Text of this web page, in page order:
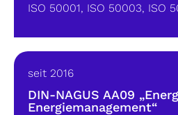
ISO 50001, ISO 50003, ISO
seit 2016
DIN-NAGUS AA09
Energiemanagement“